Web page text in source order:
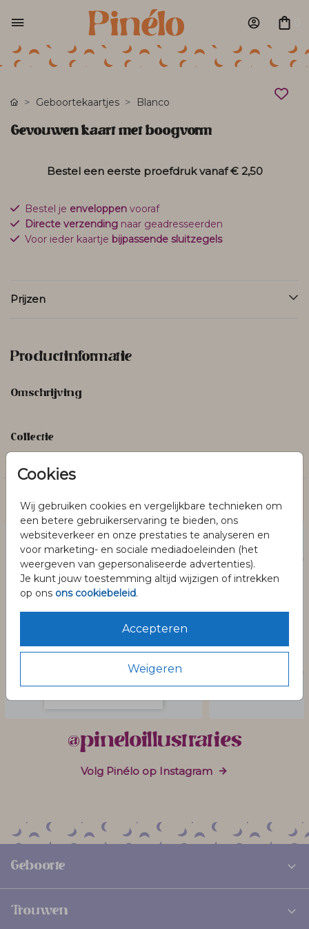
Cookies
Wij gebruiken cookies en vergelijkbare technieken om
een betere gebruikerservaring te bieden, ons
websiteverkeer en onze prestaties te analyseren en
voor marketing- en sociale mediadoeleinden (het
weergeven van gepersonaliseerde advertenties).
Je kunt jouw toestemming altijd wijzigen of intrekken
op ons ons cookiebeleid.
Accepteren
Weigeren
Geboortekaartjes Blanco
Gevouwen kaart met boogvorm
Bestel een eerste proefdruk vanaf€ 2,50
Bestel je enveloppen vooraf
Directe verzending naar geadresseerden
Voor ieder kaartje bijpassende sluitzegels
Prijzen
Productinformatie
Omschrijving
Collectie
Dit vind je misschien ook leuk
@pineloillustraties
Volg Pinélo op Instagram
Geboorte
Trouwen